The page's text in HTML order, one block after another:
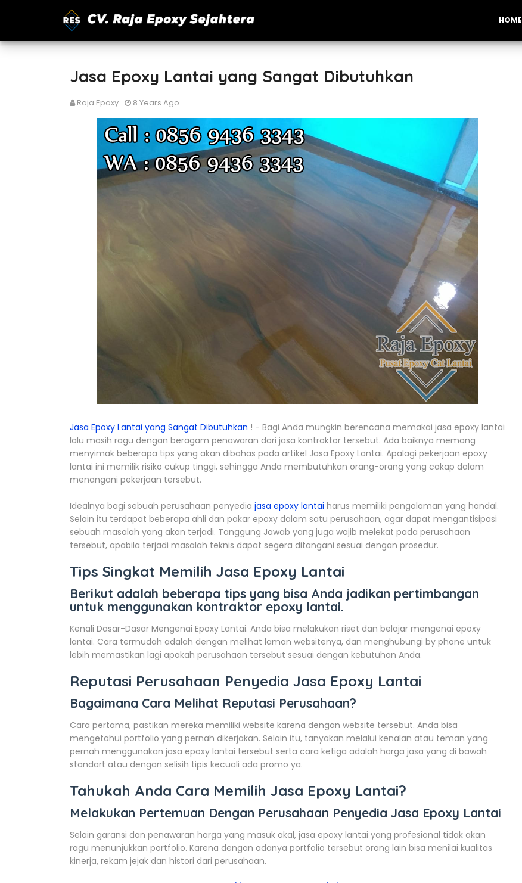
HOME
Jasa Epoxy Lantai yang Sangat Dibutuhkan
Raja Epoxy 8 Years Ago
Jasa Epoxy Lantai yang Sangat Dibutuhkan ! - Bagi Anda mungkin berencana memakai jasa epoxy lantai
lalu masih ragu dengan beragam penawaran dari jasa kontraktor tersebut. Ada baiknya memang
menyimak beberapa tips yang akan dibahas pada artikel Jasa Epoxy Lantai. Apalagi pekerjaan epoxy
lantai ini memilik risiko cukup tinggi, sehingga Anda membutuhkan orang-orang yang cakap dalam
menangani pekerjaan tersebut.
Idealnya bagi sebuah perusahaan penyedia jasa epoxy lantai harus memiliki pengalaman yang handal.
Selain itu terdapat beberapa ahli dan pakar epoxy dalam satu perusahaan, agar dapat mengantisipasi
sebuah masalah yang akan terjadi. Tanggung Jawab yang juga wajib melekat pada perusahaan
tersebut, apabila terjadi masalah teknis dapat segera ditangani sesuai dengan prosedur.
Tips Singkat Memilih Jasa Epoxy Lantai
Berikut adalah beberapa tips yang bisa Anda jadikan pertimbangan
untuk menggunakan kontraktor epoxy lantai.
Kenali Dasar-Dasar Mengenai Epoxy Lantai. Anda bisa melakukan riset dan belajar mengenai epoxy
lantai. Cara termudah adalah dengan melihat laman websitenya, dan menghubungi by phone untuk
lebih memastikan lagi apakah perusahaan tersebut sesuai dengan kebutuhan Anda.
Reputasi Perusahaan Penyedia Jasa Epoxy Lantai
Bagaimana Cara Melihat Reputasi Perusahaan?
Cara pertama, pastikan mereka memiliki website karena dengan website tersebut. Anda bisa
mengetahui portfolio yang pernah dikerjakan. Selain itu, tanyakan melalui kenalan atau teman yang
pernah menggunakan jasa epoxy lantai tersebut serta cara ketiga adalah harga jasa yang di bawah
standart atau dengan selisih tipis kecuali ada promo ya.
Tahukah Anda Cara Memilih Jasa Epoxy Lantai?
Melakukan Pertemuan Dengan Perusahaan Penyedia Jasa Epoxy Lantai
Selain garansi dan penawaran harga yang masuk akal, jasa epoxy lantai yang profesional tidak akan
ragu menunjukkan portfolio. Karena dengan adanya portfolio tersebut orang lain bisa menilai kualitas
kinerja, rekam jejak dan histori dari perusahaan.